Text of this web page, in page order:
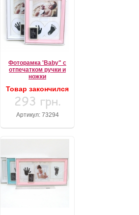
Фоторамка 'Baby" с
отпечатком ручки и
ножки
Товар закончился
293 грн.
Артикул: 73294